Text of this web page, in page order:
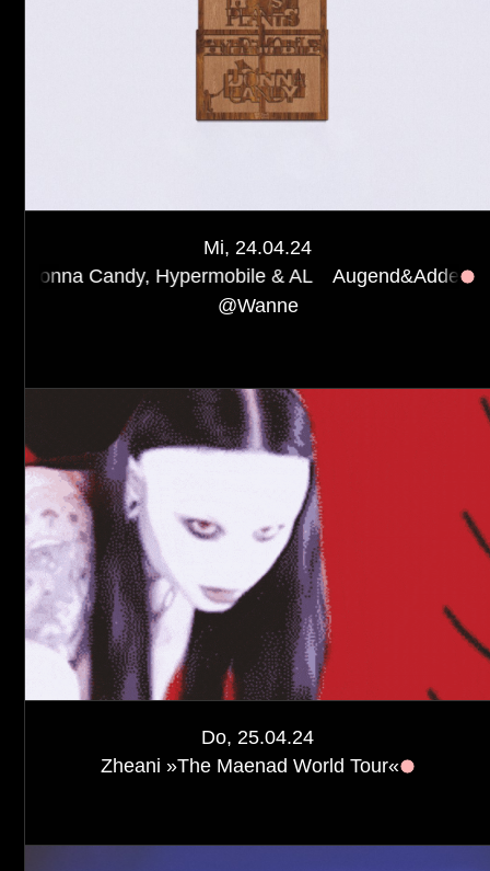
Mi, 24.04.24
Hypermobile & AL
Augend&Addend w/ Still
@Wanne
Do, 25.04.24
Zheani »The Maenad World Tour«